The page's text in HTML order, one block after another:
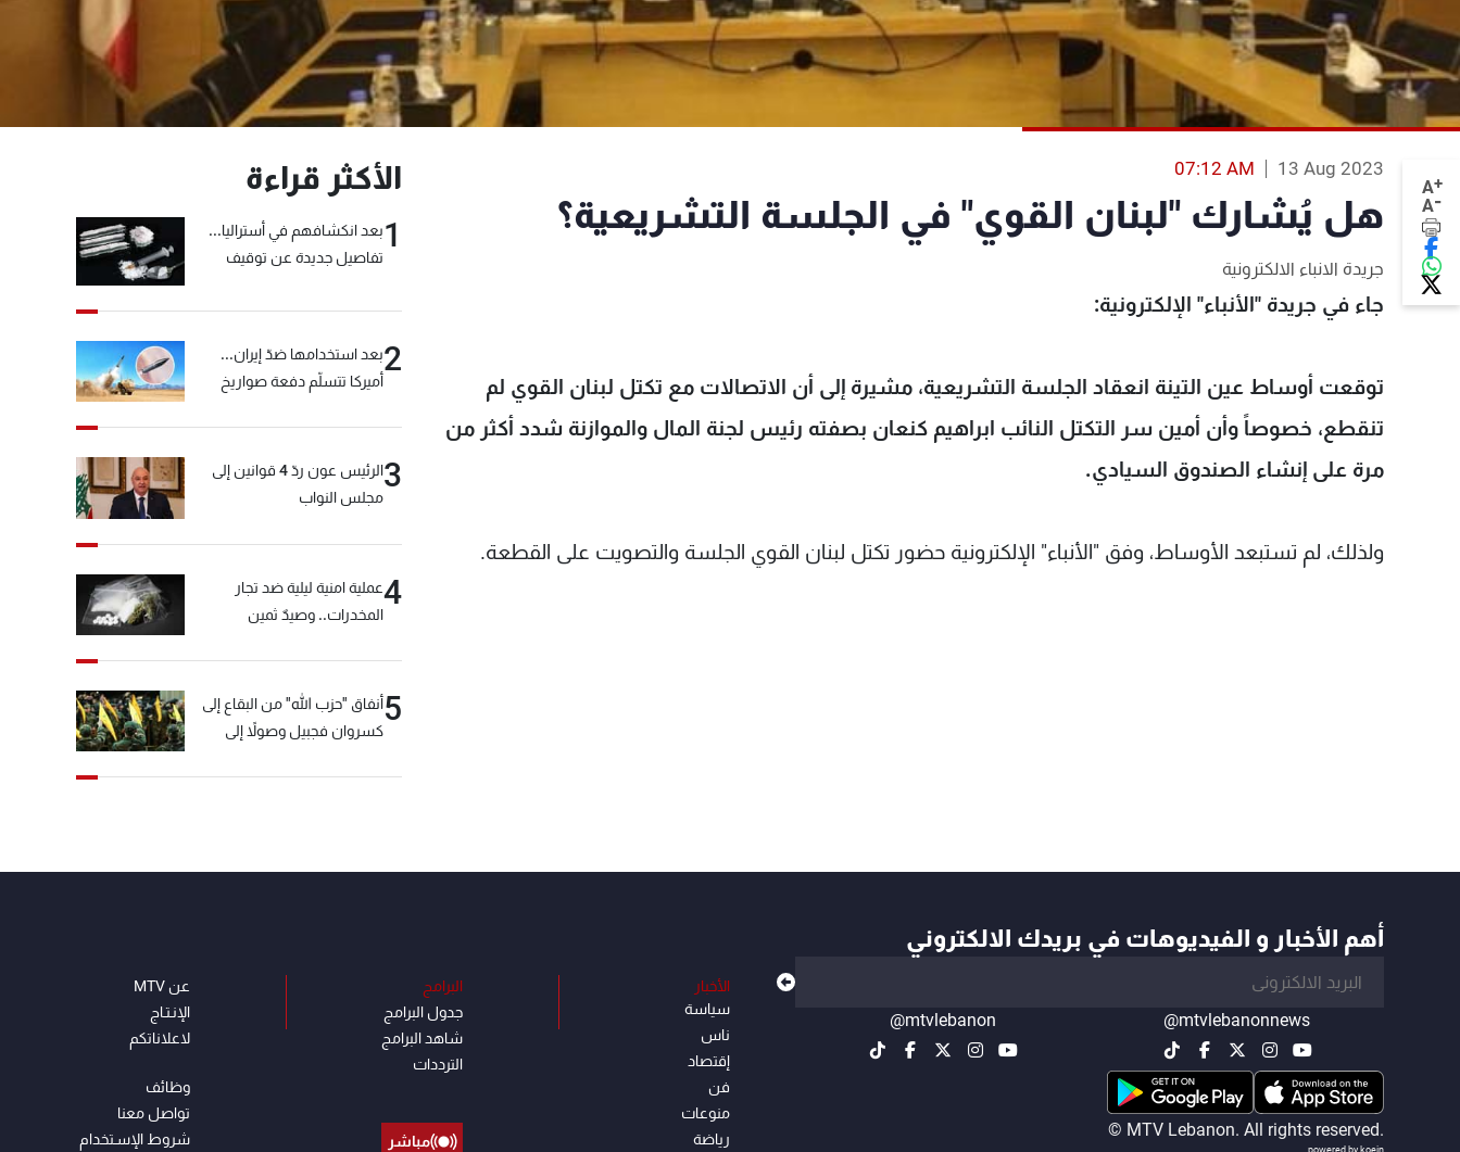
A+
A-
13 Aug 2023
07:12 AM
هل يُشارك "لبنان القوي" في الجلسة التشريعية؟
جريدة الانباء الالكترونية
جاء في جريدة "الأنباء" الإلكترونية:
توقعت أوساط عين التينة انعقاد الجلسة التشريعية، مشيرة إلى أن الاتصالات مع تكتل لبنان القوي لم
تنقطع، خصوصاً وأن أمين سر التكتل النائب ابراهيم كنعان بصفته رئيس لجنة المال والموازنة شدد أكثر من
مرة على إنشاء الصندوق السيادي.
ولذلك، لم تستبعد الأوساط، وفق "الأنباء" الإلكترونية حضور تكتل لبنان القوي الجلسة والتصويت على القطعة.
الأكثر قراءة
1بعد انكشافهم في أستراليا...
تفاصيل جديدة عن توقيف
2بعد استخدامها ضدّ إيران...
أميركا تتسلّم دفعة صواريخ
3
الرئيس عون ردّ 4 قوانين إلى
مجلس النواب
4عملية امنية ليلية ضد تجار
المخدرات.. وصيدٌ ثمين
5أنفاق "حزب الله" من البقاع إلى
كسروان فجبيل وصولاً إلى
أهم الأخبار و الفيديوهات في بريدك الالكتروني
@mtvlebanonnews
@mtvlebanon
© MTV Lebanon. All rights reserved.
الأخبار
سياسة
ناس
إقتصاد
فن
منوعات
رياضة
البرامج
جدول البرامج
شاهد البرامج
الترددات
مباشر
عن MTV
الإنـتـاج
لاعلاناتكم
وظائف
تواصل معنا
شروط الإسـتخدام